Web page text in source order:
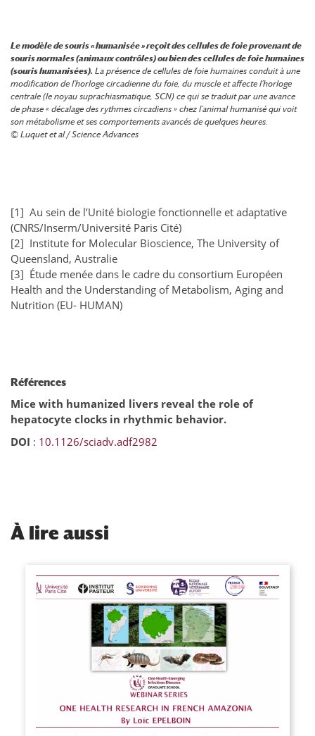
Le modèle de souris « humanisée » reçoit des cellules de foie provenant de
souris normales (animaux contrôles) ou bien des cellules de foie humaines
(souris humanisées). La présence de cellules de foie humaines conduit à une
modification de l’horloge circadienne du foie, du muscle et affecte l’horloge
centrale (le noyau suprachiasmatique, SCN) ce qui se traduit par une avance
de phase « décalage des rythmes circadiens » chez l’animal humanisé qui voit
son métabolisme et ses comportements avancés de quelques heures.
© Luquet et al./ Science Advances
[1] Au sein de l’Unité biologie fonctionnelle et adaptative
(CNRS/Inserm/Université Paris Cité)
[2] Institute for Molecular Bioscience, The University of
Queensland, Australie
[3] Étude menée dans le cadre du consortium Européen
Health and the Understanding of Metabolism, Aging and
Nutrition (EU- HUMAN)
Références
Mice with humanized livers reveal the role of
hepatocyte clocks in rhythmic behavior.
DOI : 10.1126/sciadv.adf2982
À lire aussi